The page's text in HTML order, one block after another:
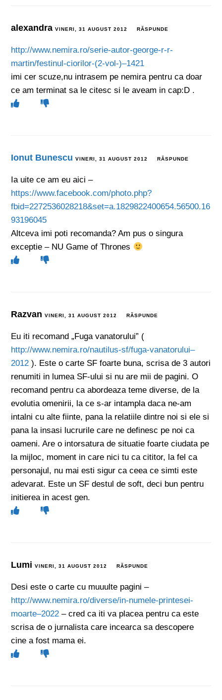
alexandraVINERI, 31 AUGUST 2012 RĂSPUNDE
http://www.nemira.ro/serie-autor-george-r-r-
martin/festinul-ciorilor-(2-vol-)–1421
imi cer scuze,nu intrasem pe nemira pentru ca doar
ce am terminat sa le citesc si le aveam in cap:D .
Ionut Bunescu VINERI, 31 AUGUST 2012 RĂSPUNDE
Ia uite ce am eu aici –
https://www.facebook.com/photo.php?
fbid=2272536028218&set=a.1829822400654.56500.16
93196045
Altceva imi poti recomanda? Am pus o singura
exceptie – NU Game of Thrones
RazvanVINERI, 31 AUGUST 2012 RĂSPUNDE
Eu iti recomand „Fuga vanatorului” (
http://www.nemira.ro/nautilus-sf/fuga-vanatorului–
2012 ). Este o carte SF foarte buna, scrisa de 3 autori
renumiti in lumea SF-ului si nu are mii de pagini. O
recomand pentru ca abordeaza teme diverse, de la
evolutia omenirii, la ce s-ar intampla daca ne-am
intalni cu alte fiinte, pana la relatiile dintre noi si ele si
pana la insasi lucrurile care ne definesc pe noi ca
oameni. Are o intorsatura de situatie foarte ciudata pe
la mijloc, moment in care nici tu ca cititor, la fel ca
personajul, nu mai esti sigur ca ceea ce simti este
adevarat. Este un SF destul de soft, deci bun pentru
initierea in acest gen.
LumiVINERI, 31 AUGUST 2012 RĂSPUNDE
Desi este o carte cu muuulte pagini –
http://www.nemira.ro/diverse/in-numele-printesei-
moarte–2022 – cred ca iti va placea pentru ca este
scrisa de o jurnalista care incearca sa descopere
cine a fost mama ei.